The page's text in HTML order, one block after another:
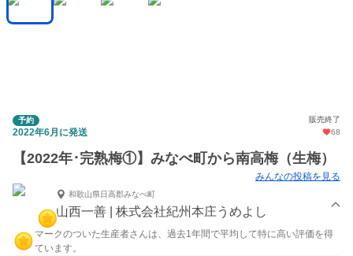
予約 販売終了
2022年6月に発送 68
【2022年･完熟梅①】みなべ町から南高梅（生梅）
みんなの投稿を見る
和歌山県日高郡みなべ町
山西一善 | 株式会社紀州本庄うめよし
マークのついた生産者さんは、過去1年間で平均して特に高い評価を得
ています。